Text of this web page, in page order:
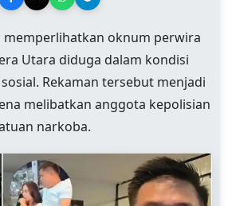
memperlihatkan oknum perwira
Utara diduga dalam kondisi
Rekaman tersebut menjadi
melibatkan anggota kepolisian
narkoba.